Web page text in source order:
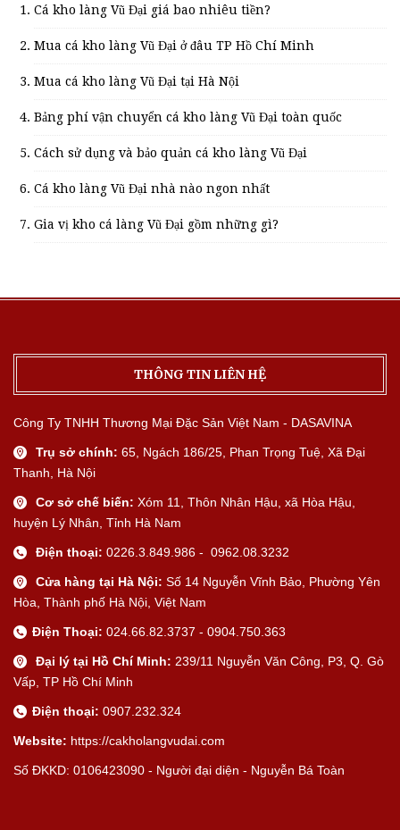
Cá kho làng Vũ Đại giá bao nhiêu tiền?
Mua cá kho làng Vũ Đại ở đâu TP Hồ Chí Minh
Mua cá kho làng Vũ Đại tại Hà Nội
Bảng phí vận chuyển cá kho làng Vũ Đại toàn quốc
Cách sử dụng và bảo quản cá kho làng Vũ Đại
Cá kho làng Vũ Đại nhà nào ngon nhất
Gia vị kho cá làng Vũ Đại gồm những gì?
THÔNG TIN LIÊN HỆ
Công Ty TNHH Thương Mại Đặc Sản Việt Nam - DASAVINA
Trụ sở chính: 65, Ngách 186/25, Phan Trọng Tuệ, Xã Đại
Thanh, Hà Nội
Cơ sở chế biến: Xóm 11, Thôn Nhân Hậu, xã Hòa Hậu,
huyện Lý Nhân, Tỉnh Hà Nam
Điện thoại: 0226.3.849.986 - 0962.08.3232
Cửa hàng tại Hà Nội: Số 14 Nguyễn Vĩnh Bảo, Phường Yên
Hòa, Thành phố Hà Nội, Việt Nam
Điện Thoại: 024.66.82.3737 - 0904.750.363
Đại lý tại Hồ Chí Minh: 239/11 Nguyễn Văn Công, P3, Q. Gò
Vấp, TP Hồ Chí Minh
Điện thoại: 0907.232.324
Website: https://cakholangvudai.com
Số ĐKKD: 0106423090 - Người đại diện - Nguyễn Bá Toàn